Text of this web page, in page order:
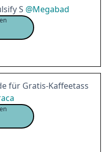
S @Megabad
für Gratis-Kaffeetass